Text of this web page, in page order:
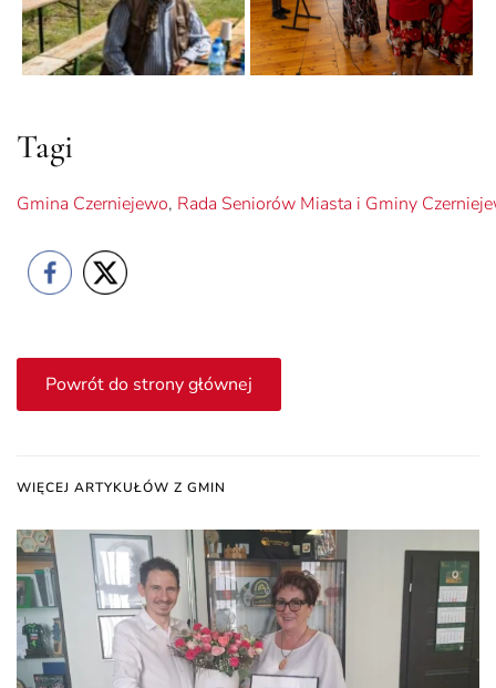
Tagi
Gmina Czerniejewo, Rada Seniorów Miasta i Gminy
Powrót do strony głównej
WIĘCEJ ARTYKUŁÓW Z GMIN